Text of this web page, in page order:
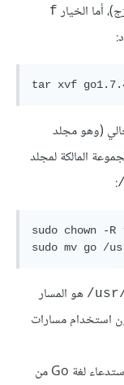
أما الخيار f
tar xvf
(وهو مجلد
:
sudo chown -
sudo mv go /
‎/ هو المسار
استخدام مسارات
عند هذه النقطة يجب تحديد مسار التثبيت عند استدعاء لغة Go من